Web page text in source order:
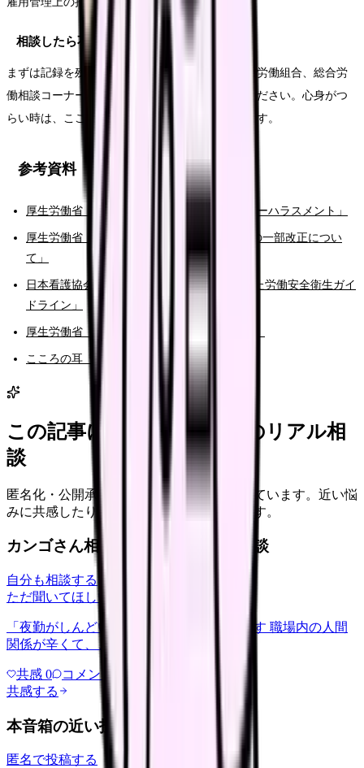
相談したら不利益を受けそうで怖いです。
まずは記録を残し、信頼できる上司、院内窓口、労働組合、総合労
働相談コーナーなど、相談しやすい順に使ってください。心身がつ
らい時は、こころの耳など外部窓口も利用できます。
参考資料
厚生労働省「あかるい職場応援団 職場のパワーハラスメント」
厚生労働省「令和7年 労働施策総合推進法等の一部改正につい
て」
日本看護協会「看護職の健康と安全に配慮した労働安全衛生ガイ
ドライン」
厚生労働省「総合労働相談コーナーのご案内」
こころの耳「働く人のこころの耳電話相談」
この記事に近い看護師さんのリアル相
談
匿名化・公開承認済みの本音だけを表示しています。近い悩
みに共感したり、自分の状況を投稿できます。
カンゴさん相談室から共有された相談
自分も相談する
ただ聞いてほしい
「夜勤がしんどい」について相談したいです 職場内の人間
関係が辛くて、、、
共感 0 コメント
共感する
本音箱の近い投稿
匿名で投稿する